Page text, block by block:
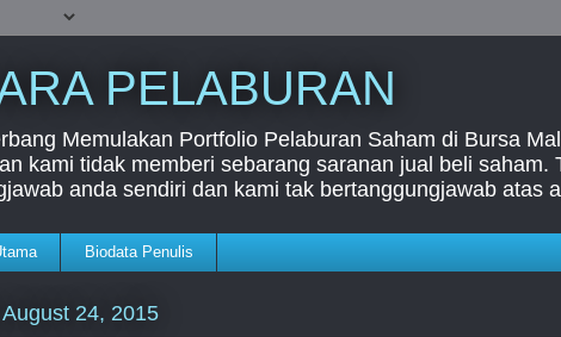
PELABURAN
Memulakan Portfolio Pelaburan Saham di Bursa
kami tidak memberi sebarang saranan jual beli
anda sendiri dan kami tak bertanggungjawab atas
Biodata Penulis
24, 2015